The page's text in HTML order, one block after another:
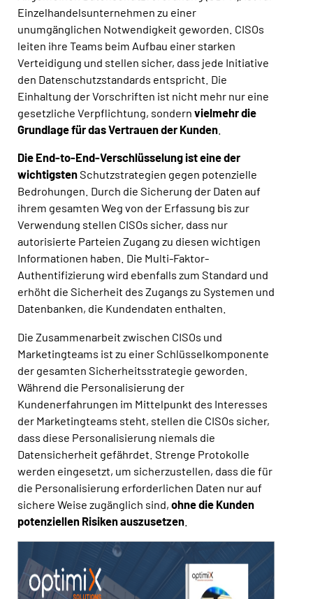
Einzelhandelsunternehmen zu einer
unumgänglichen Notwendigkeit geworden. CISOs
leiten ihre Teams beim Aufbau einer starken
Verteidigung und stellen sicher, dass jede Initiative
den Datenschutzstandards entspricht. Die
Einhaltung der Vorschriften ist nicht mehr nur eine
gesetzliche Verpflichtung, sondern vielmehr die
Grundlage für das Vertrauen der Kunden
Die End-to-End-Verschlüsselung ist eine der
wichtigstenSchutzstrategien gegen potenzielle
Bedrohungen. Durch die Sicherung der Daten auf
ihrem gesamten Weg von der Erfassung bis zur
Verwendung stellen CISOs sicher, dass nur
autorisierte Parteien Zugang zu diesen wichtigen
Informationen haben. Die Multi-Faktor-
Authentifizierung wird ebenfalls zum Standard und
erhöht die Sicherheit des Zugangs zu Systemen und
Datenbanken, die Kundendaten enthalten.
Die Zusammenarbeit zwischen CISOs und
Marketingteams ist zu einer Schlüsselkomponente
der gesamten Sicherheitsstrategie geworden.
Während die Personalisierung der
Kundenerfahrungen im Mittelpunkt des Interesses
der Marketingteams steht, stellen die CISOs sicher,
dass diese Personalisierung niemals die
Datensicherheit gefährdet. Strenge Protokolle
werden eingesetzt, um sicherzustellen, dass die für
die Personalisierung erforderlichen Daten nur auf
sichere Weise zugänglich sind, ohne die Kunden
potenziellen Risiken auszusetzen